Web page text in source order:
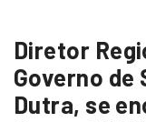
Diretor
Governo de
Dutra, se